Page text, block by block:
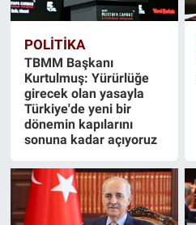
POLİTİKA
TBMM Başkanı
Kurtulmuş: Yürürlüğe
girecek olan yasayla
Türkiye'de yeni bir
dönemin kapılarını
sonuna kadar açıyoruz